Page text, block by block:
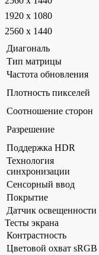
1920 x 1080
2560 x 1440
Диагональ
Тип матрицы
Частота обновления
Плотность пикселей
Соотношение сторон
Разрешение
Поддержка HDR
Технология
синхронизации
Сенсорный ввод
Покрытие
Датчик освещенности
Тесты экрана
Контрастность
Цветовой охват sRGB